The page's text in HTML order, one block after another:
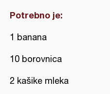
Potrebno je:
1 banana
10 borovnica
2 kašike mleka